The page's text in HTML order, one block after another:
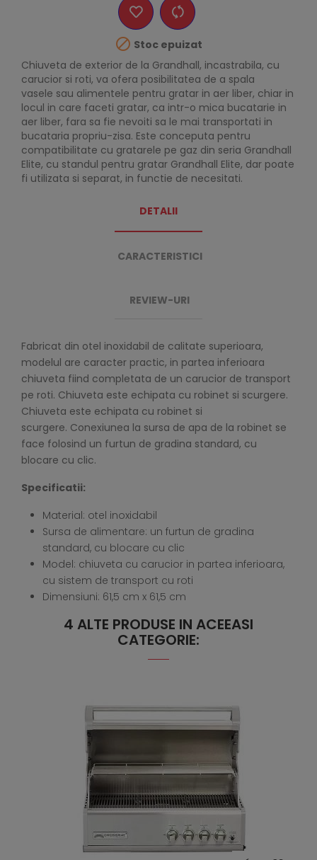
 Stoc epuizat
Chiuveta de exterior de la Grandhall, incastrabila, cu
carucior si roti, va ofera posibilitatea de a spala
vasele sau alimentele pentru gratar in aer liber, chiar in
locul in care faceti gratar, ca intr-o mica bucatarie in
aer liber, fara sa fie nevoiti sa le mai transportati in
bucataria propriu-zisa. Este conceputa pentru
compatibilitate cu gratarele pe gaz din seria Grandhall
Elite, cu standul pentru gratar Grandhall Elite, dar poate
fi utilizata si separat, in functie de necesitati.
DETALII
CARACTERISTICI
REVIEW-URI
Fabricat din otel inoxidabil de calitate superioara,
modelul are caracter practic, in partea inferioara
chiuveta fiind completata de un carucior de transport
pe roti. Chiuveta este echipata cu robinet si scurgere.
Chiuveta este echipata cu robinet si
scurgere. Conexiunea la sursa de apa de la robinet se
face folosind un furtun de gradina standard, cu
blocare cu clic.
Specificatii:
Material: otel inoxidabil
Sursa de alimentare: un furtun de gradina
standard, cu blocare cu clic
Model: chiuveta cu carucior in partea inferioara,
cu sistem de transport cu roti
Dimensiuni: 61,5 cm x 61,5 cm
4 ALTE PRODUSE IN ACEEASI
CATEGORIE: